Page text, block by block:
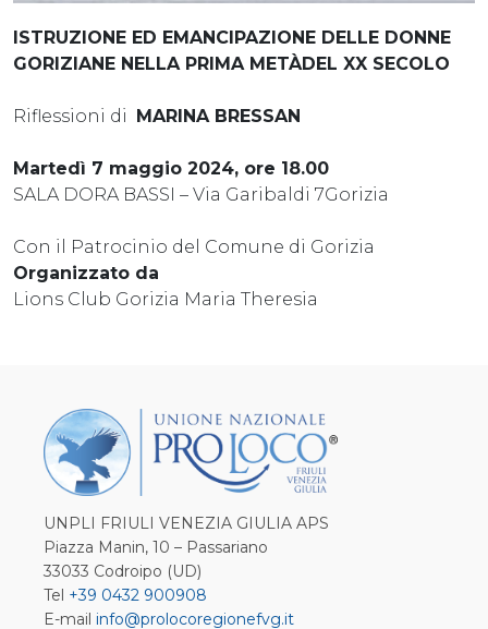
ISTRUZIONE ED EMANCIPAZIONE DELLE DONNE
GORIZIANE NELLA PRIMA METÀDEL XX SECOLO
Riflessioni di MARINA BRESSAN
Martedì 7 maggio 2024, ore 18.00
SALA DORA BASSI – Via Garibaldi 7Gorizia
Con il Patrocinio del Comune di Gorizia
Organizzato da
Lions Club Gorizia Maria Theresia
UNPLI FRIULI VENEZIA GIULIA APS
Piazza Manin, 10 – Passariano
33033 Codroipo (UD)
Tel +39 0432 900908
E-mail info@prolocoregionefvg.it